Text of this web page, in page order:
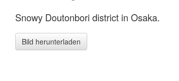
Snowy Doutonbori district in Osaka.
Bild herunterladen